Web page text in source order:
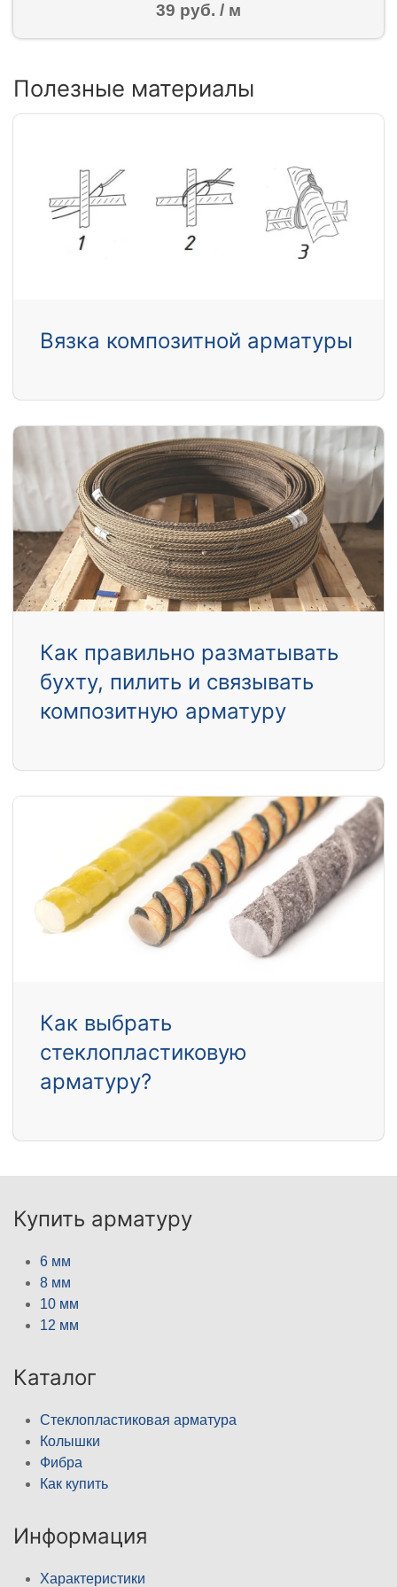
39 руб. / м
Полезные материалы
Вязка композитной арматуры
Как правильно разматывать
бухту, пилить и связывать
композитную арматуру
Как выбрать
стеклопластиковую
арматуру?
Купить арматуру
6 мм
8 мм
10 мм
12 мм
Каталог
Стеклопластиковая арматура
Колышки
Фибра
Как купить
Информация
Характеристики